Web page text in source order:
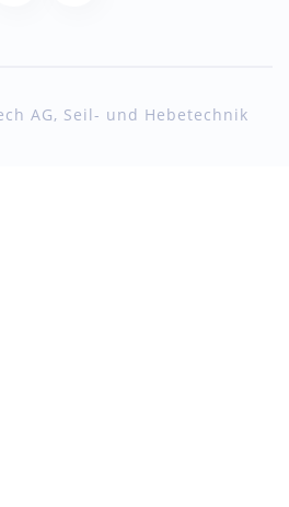
AG, Seil- und Hebetechnik